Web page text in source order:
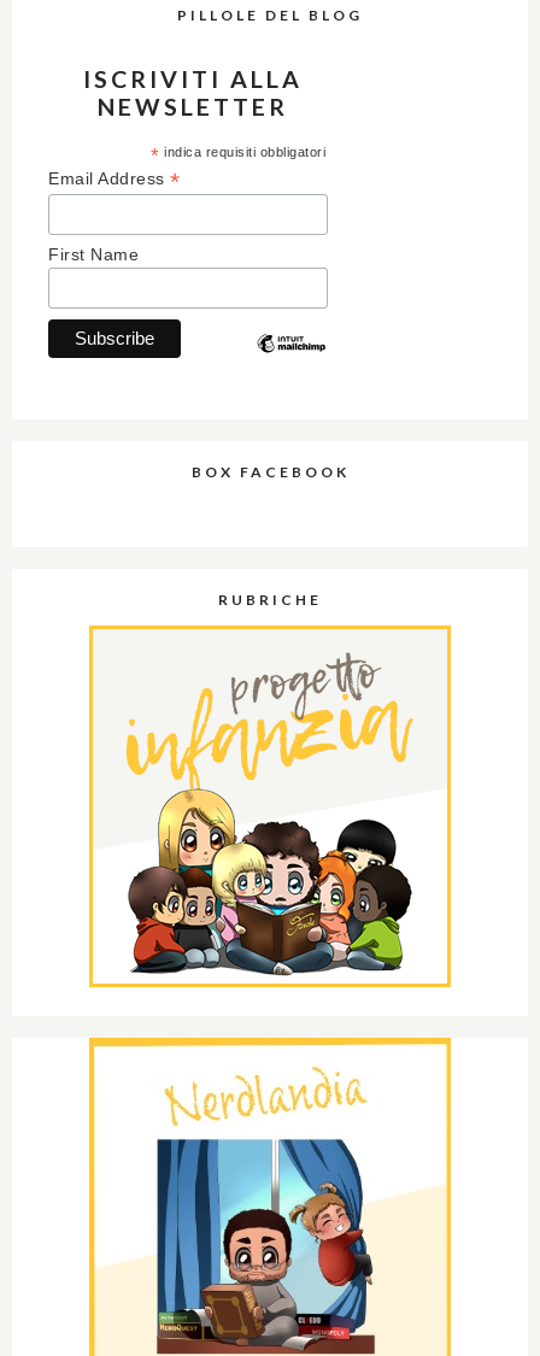
PILLOLE DEL BLOG
ISCRIVITI ALLA
NEWSLETTER
* indica requisiti obbligatori
Email Address *
First Name
BOX FACEBOOK
RUBRICHE